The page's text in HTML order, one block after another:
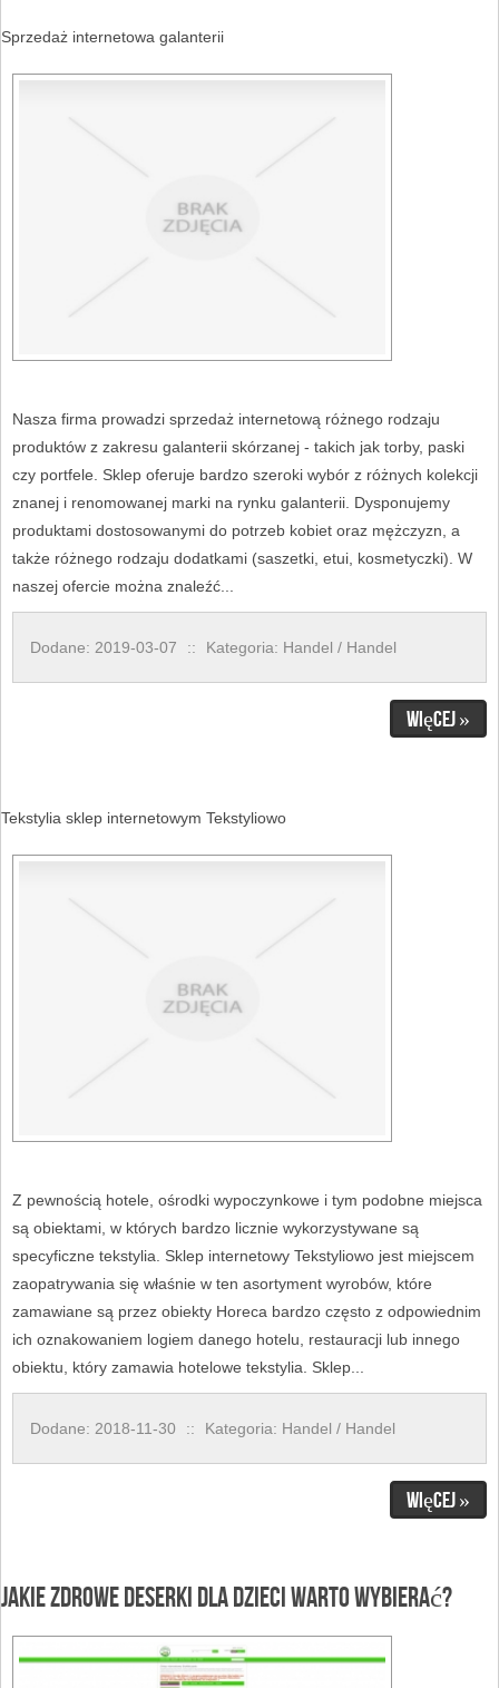
Sprzedaż internetowa galanterii
Nasza firma prowadzi sprzedaż internetową różnego rodzaju
produktów z zakresu galanterii skórzanej - takich jak torby, paski
czy portfele. Sklep oferuje bardzo szeroki wybór z różnych kolekcji
znanej i renomowanej marki na rynku galanterii. Dysponujemy
produktami dostosowanymi do potrzeb kobiet oraz mężczyzn, a
także różnego rodzaju dodatkami (saszetki, etui, kosmetyczki). W
naszej ofercie można znaleźć...
Dodane: 2019-03-07 :: Kategoria: Handel / Handel
Więcej »
Tekstylia sklep internetowym Tekstyliowo
Z pewnością hotele, ośrodki wypoczynkowe i tym podobne miejsca
są obiektami, w których bardzo licznie wykorzystywane są
specyficzne tekstylia. Sklep internetowy Tekstyliowo jest miejscem
zaopatrywania się właśnie w ten asortyment wyrobów, które
zamawiane są przez obiekty Horeca bardzo często z odpowiednim
ich oznakowaniem logiem danego hotelu, restauracji lub innego
obiektu, który zamawia hotelowe tekstylia. Sklep...
Dodane: 2018-11-30 :: Kategoria: Handel / Handel
Więcej »
Jakie zdrowe deserki dla dzieci warto wybierać?